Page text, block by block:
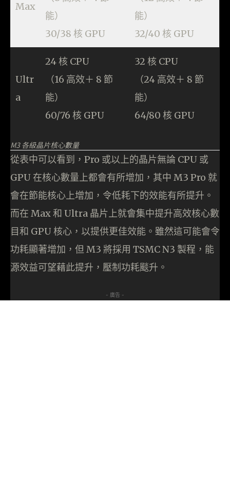
Max
能）
30/38 核 GPU
能）
32/40 核 GPU
Ultr
a
24 核 CPU
（16 高效＋ 8 節
能）
60/76 核 GPU
32 核 CPU
（24 高效＋ 8 節
能）
64/80 核 GPU
M3 各級晶片核心數量
從表中可以看到，Pro 或以上的晶片無論 CPU 或
GPU 在核心數量上都會有所增加，其中 M3 Pro 就
會在節能核心上增加，令低耗下的效能有所提升。
而在 Max 和 Ultra 晶片上就會集中提升高效核心數
目和 GPU 核心，以提供更佳效能。雖然這可能會令
功耗顯著增加，但 M3 將採用 TSMC N3 製程，能
源效益可望藉此提升，壓制功耗颷升。
- 廣告 -